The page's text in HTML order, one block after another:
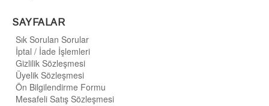
SAYFALAR
Sık Sorulan Sorular
İptal / İade İşlemleri
Gizlilik Sözleşmesi
Üyelik Sözleşmesi
Ön Bilgilendirme Formu
Mesafeli Satış Sözleşmesi